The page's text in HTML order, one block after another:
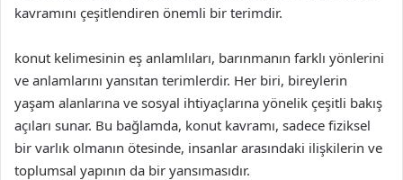
kavramını çeşitlendiren önemli bir terimdir.
konut kelimesinin eş anlamlıları, barınmanın farklı yönlerini
ve anlamlarını yansıtan terimlerdir. Her biri, bireylerin
yaşam alanlarına ve sosyal ihtiyaçlarına yönelik çeşitli bakış
açıları sunar. Bu bağlamda, konut kavramı, sadece fiziksel
bir varlık olmanın ötesinde, insanlar arasındaki ilişkilerin ve
toplumsal yapının da bir yansımasıdır.